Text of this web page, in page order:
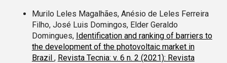
Murilo Leles Magalhães, Anésio de Leles Ferreira
Filho, José Luis Domingos, Elder Geraldo
Domingues, Identification and ranking of barriers to
the development of the photovoltaic market in
Brazil , Revista Tecnia: v. 6 n. 2 (2021): Revista